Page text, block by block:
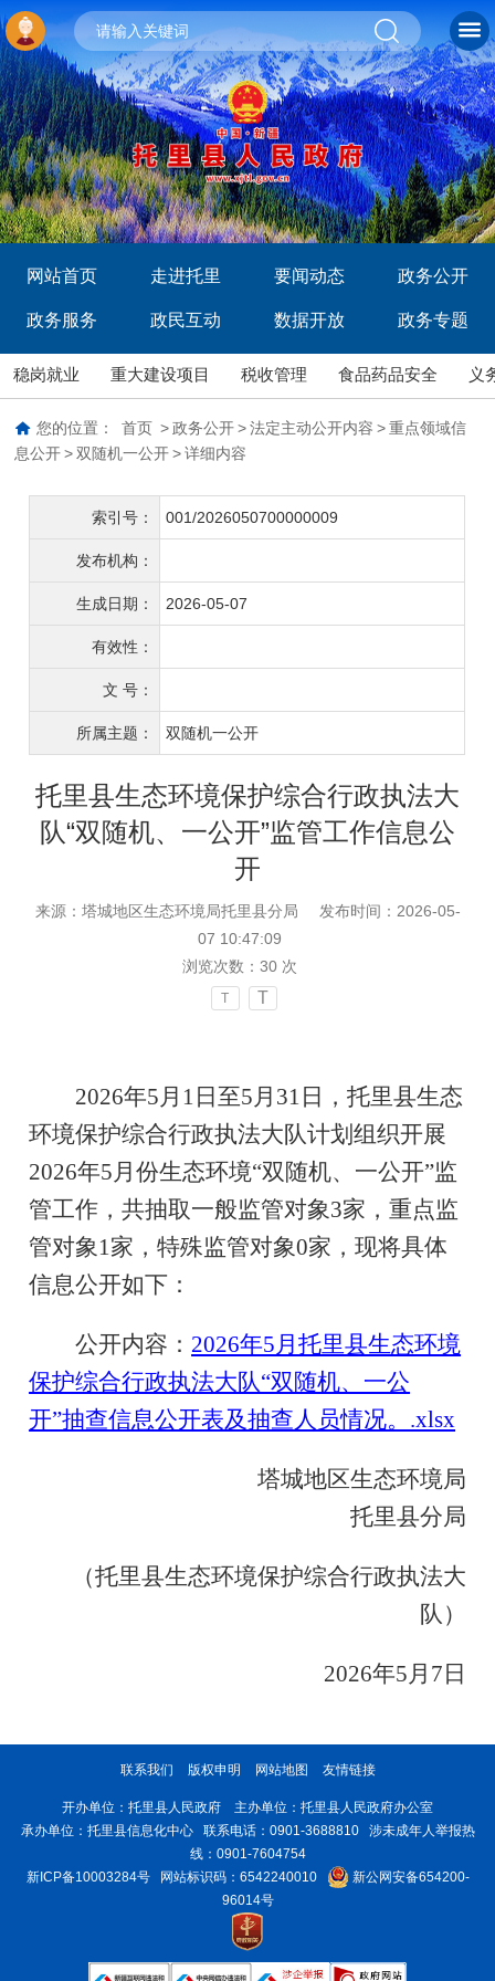
网站首页 走进托里 要闻动态 政务公开
政务服务 政民互动 数据开放 政务专题
稳岗就业 重大建设项目 税收管理 食品药品安全 义
您的位置： 首页 > 政务公开 > 法定主动公开内容 > 重点领域信
息公开 > 双随机一公开 > 详细内容
索引号： 001/2026050700000009
发布机构：
生成日期： 2026-05-07
有效性：
文 号：
所属主题： 双随机一公开
托里县生态环境保护综合行政执法大
队“双随机、一公开”监管工作信息公
开
来源：塔城地区生态环境局托里县分局
发布时间：2026-05-
07 10:47:09
浏览次数： 30次
T T
2026年5月1日至5月31日，托里县生态
环境保护综合行政执法大队计划组织开展
2026年5月份生态环境“双随机、一公开”监
管工作，共抽取一般监管对象3家，重点监
管对象1家，特殊监管对象0家，现将具体
信息公开如下：
公开内容： 2026年5月托里县生态环境
保护综合行政执法大队“双随机、一公
开”抽查信息公开表及抽查人员情况。.xlsx
塔城地区生态环境局
托里县分局
（托里县生态环境保护综合行政执法大
队）
2026年5月7日
联系我们 版权申明 网站地图 友情链接
开办单位：托里县人民政府 主办单位：托里县人民政府办公室
承办单位：托里县信息化中心 联系电话：0901-3688810 涉未成年人举报热
线：0901-7604754
新ICP备10003284号网站标识码：6542240010
新公网安备654200-
96014号